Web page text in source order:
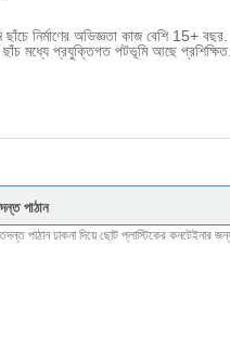
নির্মাণের অভিজ্ঞতা কাজ বেশি 15+ বছর.
মধ্যে প্রযুক্তিগত পটভূমি আছে প্রশিক্ষিত.
পাঠান